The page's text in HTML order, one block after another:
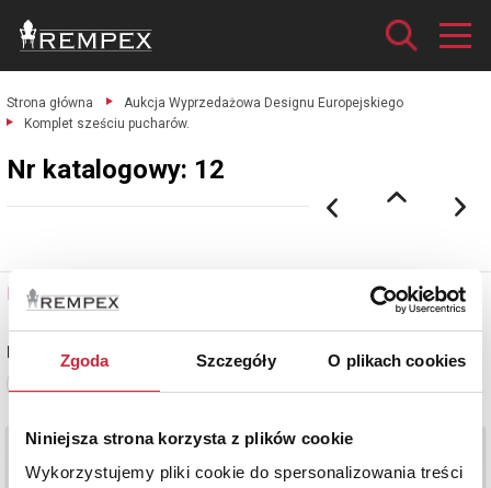
Zgoda Szczegóły O plikach cookies
Niniejsza strona korzysta z plików cookie
Wykorzystujemy pliki cookie do spersonalizowania treści
Strona główna
Aukcja Wyprzedażowa Designu Europejskiego
Komplet sześciu pucharów.
Nr katalogowy: 12
Nr katalogowy: 12
Komplet sześciu pucharów